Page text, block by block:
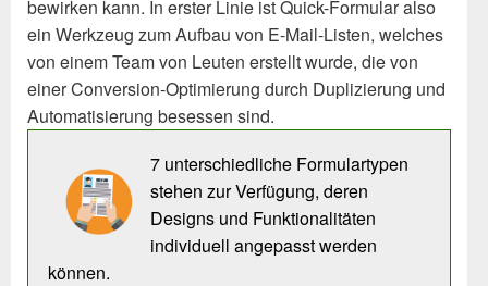
bewirken kann. In erster Linie ist Quick-Formular also
ein Werkzeug zum Aufbau von E-Mail-Listen, welches
von einem Team von Leuten erstellt wurde, die von
einer Conversion-Optimierung durch Duplizierung und
Automatisierung besessen sind.
7 unterschiedliche Formulartypen
stehen zur Verfügung, deren
Designs und Funktionalitäten
individuell angepasst werden
können.